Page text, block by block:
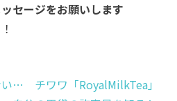
セージをお願いします
… チワワ「RoyalMilkTea」